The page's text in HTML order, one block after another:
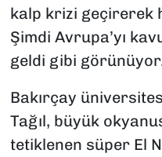
kalp krizi geçirerek
Şimdi Avrupa’yı
geldi gibi
Bakırçay
Tağıl, büyük
tetiklenen süper El
YEREL